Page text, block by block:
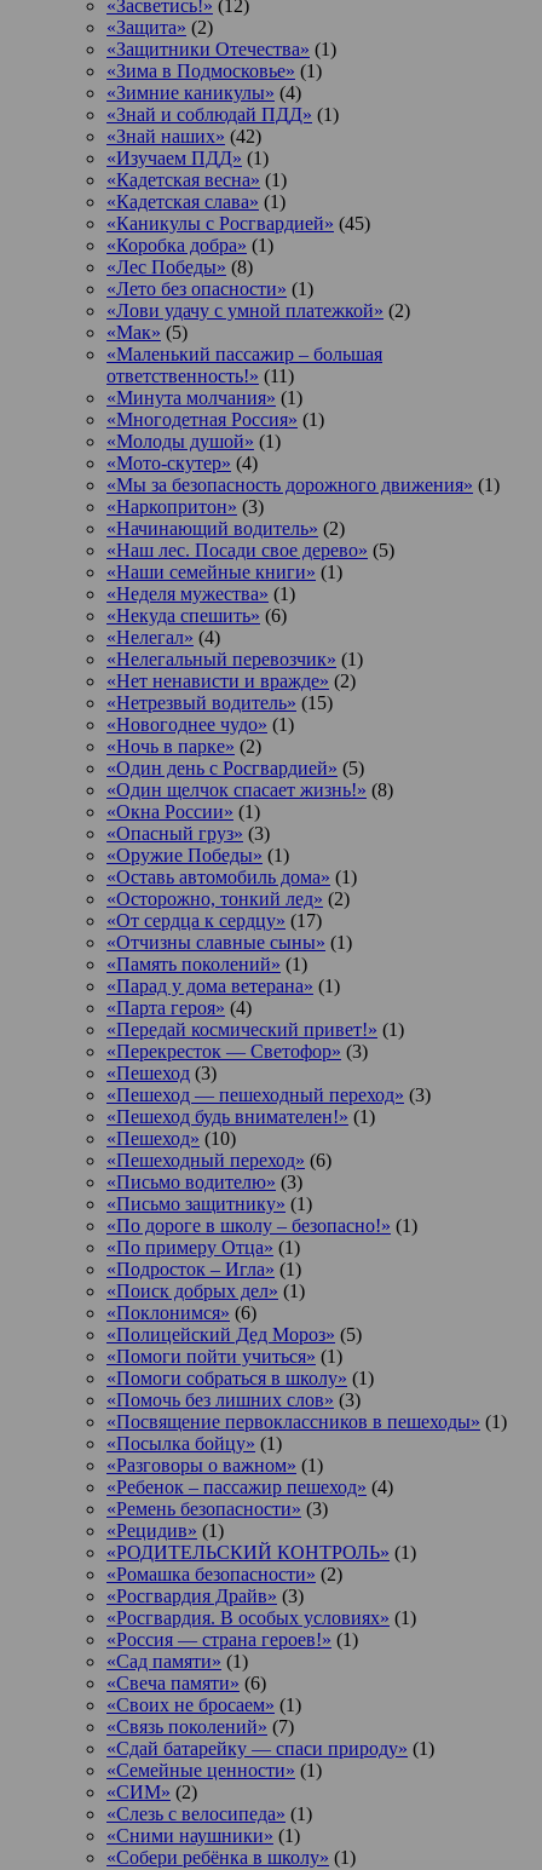
«Засветись!» (12)
«Защита» (2)
«Защитники Отечества» (1)
«Зима в Подмосковье» (1)
«Зимние каникулы» (4)
«Знай и соблюдай ПДД» (1)
«Знай наших» (42)
«Изучаем ПДД» (1)
«Кадетская весна» (1)
«Кадетская слава» (1)
«Каникулы с Росгвардией» (45)
«Коробка добра» (1)
«Лес Победы» (8)
«Лето без опасности» (1)
«Лови удачу с умной платежкой» (2)
«Мак» (5)
«Маленький пассажир – большая
ответственность!» (11)
«Минута молчания» (1)
«Многодетная Россия» (1)
«Молоды душой» (1)
«Мото-скутер» (4)
«Мы за безопасность дорожного движения» (1)
«Наркопритон» (3)
«Начинающий водитель» (2)
«Наш лес. Посади свое дерево» (5)
«Наши семейные книги» (1)
«Неделя мужества» (1)
«Некуда спешить» (6)
«Нелегал» (4)
«Нелегальный перевозчик» (1)
«Нет ненависти и вражде» (2)
«Нетрезвый водитель» (15)
«Новогоднее чудо» (1)
«Ночь в парке» (2)
«Один день с Росгвардией» (5)
«Один щелчок спасает жизнь!» (8)
«Окна России» (1)
«Опасный груз» (3)
«Оружие Победы» (1)
«Оставь автомобиль дома» (1)
«Осторожно, тонкий лед» (2)
«От сердца к сердцу» (17)
«Отчизны славные сыны» (1)
«Память поколений» (1)
«Парад у дома ветерана» (1)
«Парта героя» (4)
«Передай космический привет!» (1)
«Перекресток — Светофор» (3)
«Пешеход (3)
«Пешеход — пешеходный переход» (3)
«Пешеход будь внимателен!» (1)
«Пешеход» (10)
«Пешеходный переход» (6)
«Письмо водителю» (3)
«Письмо защитнику» (1)
«По дороге в школу – безопасно!» (1)
«По примеру Отца» (1)
«Подросток ‒ Игла» (1)
«Поиск добрых дел» (1)
«Поклонимся» (6)
«Полицейский Дед Мороз» (5)
«Помоги пойти учиться» (1)
«Помоги собраться в школу» (1)
«Помочь без лишних слов» (3)
«Посвящение первоклассников в пешеходы» (1)
«Посылка бойцу» (1)
«Разговоры о важном» (1)
«Ребенок – пассажир пешеход» (4)
«Ремень безопасности» (3)
«Рецидив» (1)
«РОДИТЕЛЬСКИЙ КОНТРОЛЬ» (1)
«Ромашка безопасности» (2)
«Росгвардия Драйв» (3)
«Росгвардия. В особых условиях» (1)
«Россия — страна героев!» (1)
«Сад памяти» (1)
«Свеча памяти» (6)
«Своих не бросаем» (1)
«Связь поколений» (7)
«Сдай батарейку — спаси природу» (1)
«Семейные ценности» (1)
«СИМ» (2)
«Слезь с велосипеда» (1)
«Сними наушники» (1)
«Собери ребёнка в школу» (1)